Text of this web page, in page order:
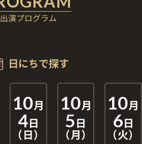
出演プログラム
日にちで探す
10月
4日
（日）
10月
5日
（月）
10月
6日
（火）